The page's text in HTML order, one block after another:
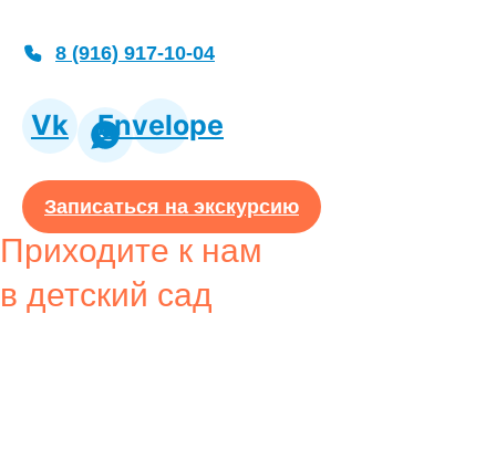
8 (916) 917-10-04
Vk Envelope
Записаться на экскурсию
Приходите к нам
в детский сад